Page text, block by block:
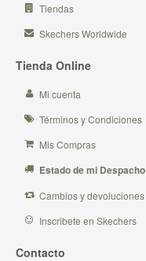
Tiendas
Skechers Worldwide
Tienda Online
Mi cuenta
Términos y Condiciones
Mis Compras
Estado de mi Despacho
Cambios y devoluciones
Inscribete en Skechers
Contacto